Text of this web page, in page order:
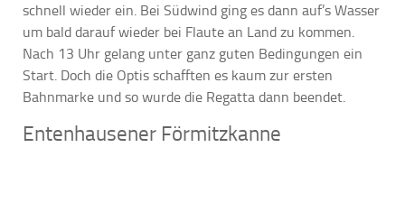
schnell wieder ein. Bei Südwind ging es dann auf’s Wasser
um bald darauf wieder bei Flaute an Land zu kommen.
Nach 13 Uhr gelang unter ganz guten Bedingungen ein
Start. Doch die Optis schafften es kaum zur ersten
Bahnmarke und so wurde die Regatta dann beendet.
Entenhausener Förmitzkanne